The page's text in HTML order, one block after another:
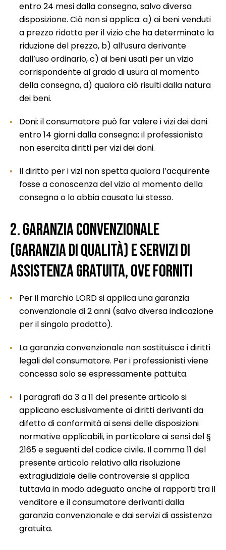
entro 24 mesi dalla consegna, salvo diversa
disposizione. Ciò non si applica: a) ai beni venduti
a prezzo ridotto per il vizio che ha determinato la
riduzione del prezzo, b) all’usura derivante
dall’uso ordinario, c) ai beni usati per un vizio
corrispondente al grado di usura al momento
della consegna, d) qualora ciò risulti dalla natura
dei beni.
Doni: il consumatore può far valere i vizi dei doni
entro 14 giorni dalla consegna; il professionista
non esercita diritti per vizi dei doni.
Il diritto per i vizi non spetta qualora l’acquirente
fosse a conoscenza del vizio al momento della
consegna o lo abbia causato lui stesso.
2. Garanzia convenzionale
(garanzia di qualità) e servizi di
assistenza gratuita, ove forniti
Per il marchio LORD si applica una garanzia
convenzionale di 2 anni (salvo diversa indicazione
per il singolo prodotto).
La garanzia convenzionale non sostituisce i diritti
legali del consumatore. Per i professionisti viene
concessa solo se espressamente pattuita.
I paragrafi da 3 a 11 del presente articolo si
applicano esclusivamente ai diritti derivanti da
difetto di conformità ai sensi delle disposizioni
normative applicabili, in particolare ai sensi del §
2165 e seguenti del codice civile. Il comma 11 del
presente articolo relativo alla risoluzione
extragiudiziale delle controversie si applica
tuttavia in modo adeguato anche ai rapporti tra il
venditore e il consumatore derivanti dalla
garanzia convenzionale e dai servizi di assistenza
gratuita.